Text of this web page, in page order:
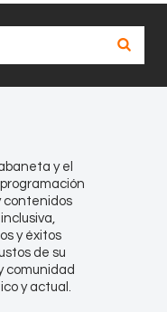
y el
contenidos
y éxitos
de su
comunidad
y actual.